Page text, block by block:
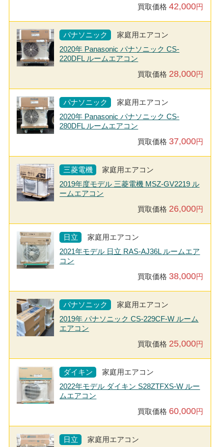
買取価格42,000円
パナソニック
家庭用エアコン
2020年 Panasonic パナソニック CS-
220DFL ルームエアコン
買取価格 28,000円
パナソニック
家庭用エアコン
2020年 Panasonic パナソニック CS-
280DFL ルームエアコン
買取価格 37,000円
三菱電機
家庭用エアコン
2019年度モデル 三菱電機 MSZ-GV2219 ル
ームエアコン
買取価格 26,000円
日立
家庭用エアコン
2021年モデル 日立 RAS-AJ36L ルームエア
コン
買取価格 38,000円
パナソニック
家庭用エアコン
2019年 パナソニック CS-229CF-W ルーム
エアコン
買取価格 25,000円
ダイキン
家庭用エアコン
2022年モデル ダイキン S28ZTFXS-W ルー
ムエアコン
買取価格 60,000円
日立
家庭用エアコン